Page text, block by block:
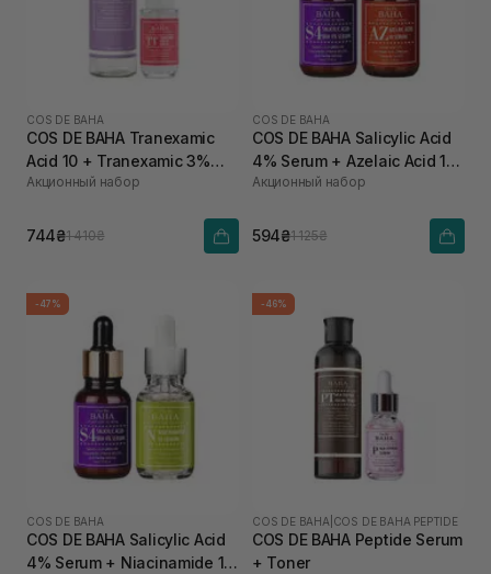
COS DE BAHA
COS DE BAHA Tranexamic
Acid 10 + Tranexamic 3%
LMW HA Toner
Акционный набор
744₴1 410₴
COS DE BAHA
COS DE BAHA Salicylic Acid
4% Serum + Azelaic Acid 10
Serum
Акционный набор
594₴1 125₴
-47%
COS DE BAHA
COS DE BAHA Salicylic Acid
4% Serum + Niacinamide 10
-46%
COS DE BAHA| COS DE BAHA PEPTIDE
COS DE BAHA Peptide Serum
+ Toner